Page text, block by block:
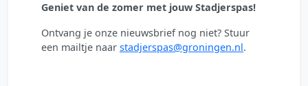
Geniet van de zomer met jouw Stadjerspas!
Ontvang je onze nieuwsbrief nog niet? Stuur
een mailtje naar stadjerspas@groningen.nl.